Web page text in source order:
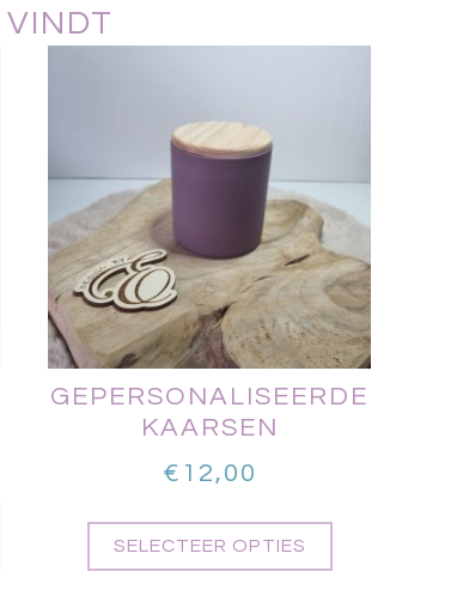
GEPERSONALISEERDE
KAARSEN
€ 12,00
SELECTEER OPTIES